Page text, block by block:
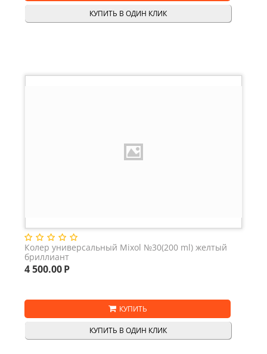
КУПИТЬ В ОДИН КЛИК
Колер универсальный Mixol №30(200 ml) желтый
бриллиант
4 500.00Р
КУПИТЬ
КУПИТЬ В ОДИН КЛИК